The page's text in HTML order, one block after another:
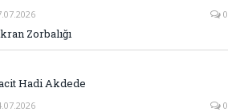
0
Zorbalığı
Hadi Akdede
0